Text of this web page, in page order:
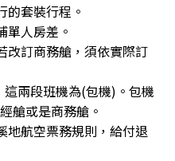
的套裝行程。
單人房差。
改訂商務艙，須依實際訂
兩段班機為(包機)。包機
艙或是商務艙。
地航空票務規則，給付退